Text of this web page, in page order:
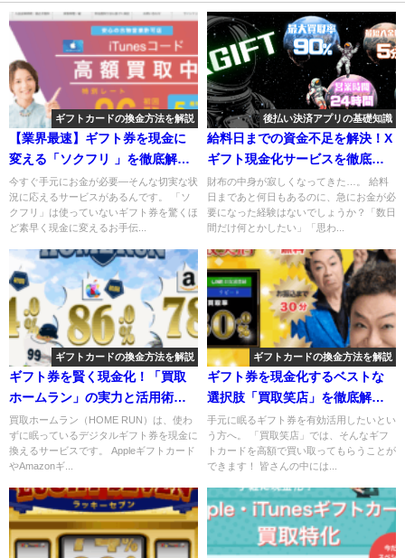
ギフトカードの換金方法を解説
【業界最速】ギフト券を現金に
変える「ソクフリ 」を徹底解
説！
今すぐ手元にお金が必要—そんな切実な状
況に応えるサービスがあるんです。 「ソ
クフリ」は使っていないギフト券を驚くほ
ど素早く現金に変えるお手伝...
後払い決済アプリの基礎知識
給料日までの資金不足を解決！X
ギフト現金化サービスを徹底解
説
財布の中身が寂しくなってきた…。 給料
日まであと何日もあるのに、急にお金が必
要になった経験はないでしょうか？「数日
間だけ何とかしたい」「思わ...
ギフトカードの換金方法を解説
ギフト券を賢く現金化！「買取
ホームラン」の実力と活用術を
解説
買取ホームラン（HOME RUN）は、使わ
ずに眠っているデジタルギフト券を現金に
換えるサービスです。 Appleギフトカード
やAmazonギ...
ギフトカードの換金方法を解説
ギフト券を現金化するベストな
選択肢「買取笑店」を徹底解
説！
手元に眠るギフト券を有効活用したいとい
う方へ。 「買取笑店」では、そんなギフ
トカードを高額で買い取ってもらうことが
できます！ 皆さんの中には...